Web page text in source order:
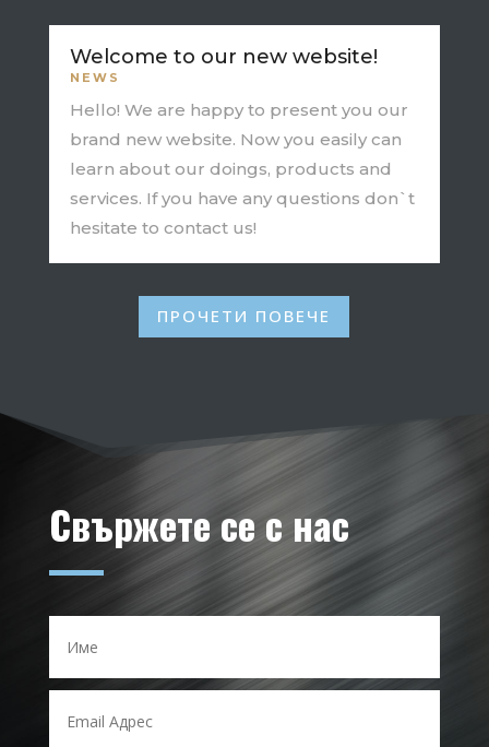
Welcome to our new website!
NEWS
Hello! We are happy to present you our
brand new website. Now you easily can
learn about our doings, products and
services. If you have any questions don`t
hesitate to contact us!
ПРОЧЕТИ ПОВЕЧЕ
Свържете се с нас